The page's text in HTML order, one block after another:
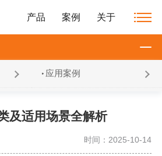
产品 案例 关于
应用案例
及适用场景全解析
时间：2025-10-14